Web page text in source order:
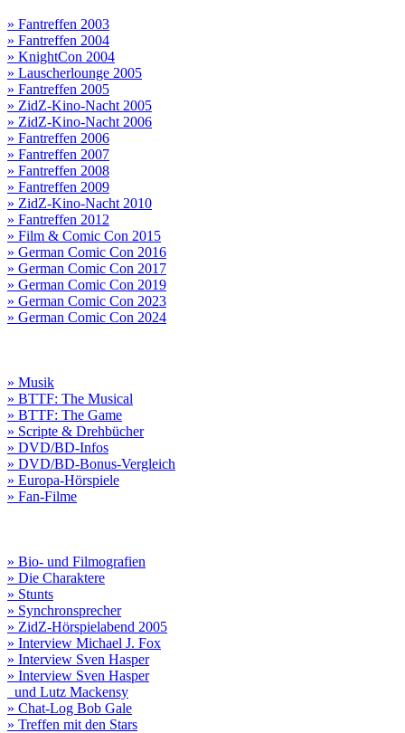
» Fantreffen 2003
» Fantreffen 2004
» KnightCon 2004
» Lauscherlounge 2005
» Fantreffen 2005
» ZidZ-Kino-Nacht 2005
» ZidZ-Kino-Nacht 2006
» Fantreffen 2006
» Fantreffen 2007
» Fantreffen 2008
» Fantreffen 2009
» ZidZ-Kino-Nacht 2010
» Fantreffen 2012
» Film & Comic Con 2015
» German Comic Con 2016
» German Comic Con 2017
» German Comic Con 2019
» German Comic Con 2023
» German Comic Con 2024
» Musik
» BTTF: The Musical
» BTTF: The Game
» Scripte & Drehbücher
» DVD/BD-Infos
» DVD/BD-Bonus-Vergleich
» Europa-Hörspiele
» Fan-Filme
» Bio- und Filmografien
» Die Charaktere
» Stunts
» Synchronsprecher
» ZidZ-Hörspielabend 2005
» Interview Michael J. Fox
» Interview Sven Hasper
» Interview Sven Hasper
und Lutz Mackensy
» Chat-Log Bob Gale
» Treffen mit den Stars